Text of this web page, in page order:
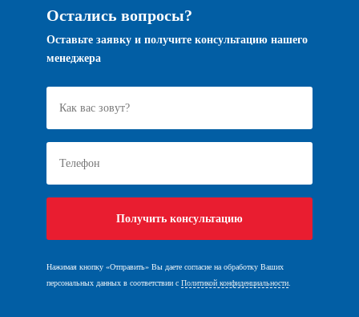
Остались вопросы?
Оставьте заявку и получите консультацию нашего
менеджера
Нажимая кнопку «Отправить» Вы даете согласие на обработку Ваших
персональных данных в соответствии с Политикой конфиденциальности